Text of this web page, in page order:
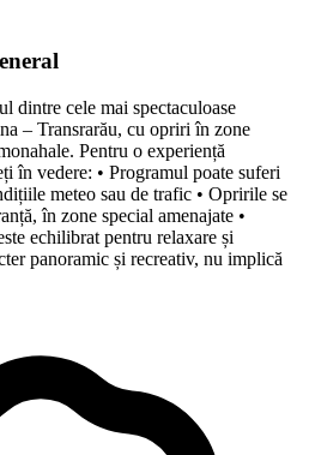
dintre cele mai spectaculoase
– Transrarău, cu opriri în zone
Pentru o experiență
în vedere: • Programul poate suferi
meteo sau de trafic • Opririle se
în zone special amenajate •
echilibrat pentru relaxare și
panoramic și recreativ, nu implică